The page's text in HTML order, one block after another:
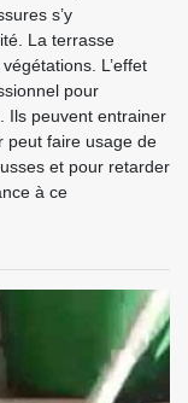
s’y
La terrasse
L’effet
pour
Ils peuvent entrainer
peut faire usage de
et pour retarder
à ce